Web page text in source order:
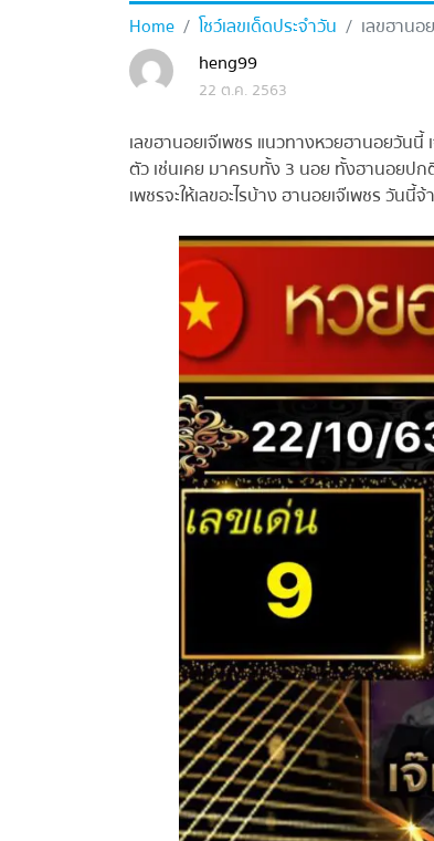
Home โชว์เลขเด็ดประจำวัน
เลขฮานอ
heng99
22 ต.ค. 2563
เลขฮานอยเจ๊เพชร แนวทางหวยฮานอยวันนี้
ตัว เช่นเคย มาครบทั้ง 3 นอย ทั้งฮานอยปก
เพชรจะให้เลขอะไรบ้าง ฮานอยเจ๊เพชร วันนี้จ้า